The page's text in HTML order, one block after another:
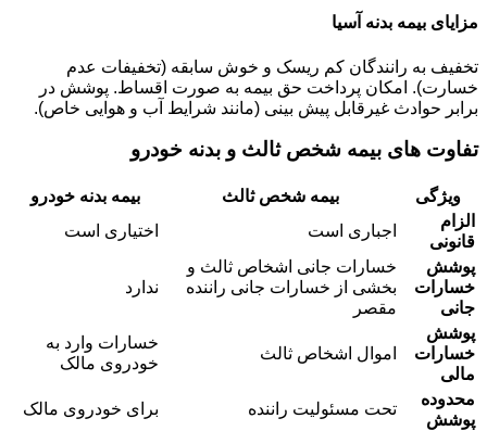
مزایای بیمه بدنه آسیا
تخفیف به رانندگان کم ریسک و خوش سابقه (تخفیفات عدم
خسارت). امکان پرداخت حق بیمه به صورت اقساط. پوشش در
برابر حوادث غیرقابل پیش بینی (مانند شرایط آب و هوایی خاص).
تفاوت های بیمه شخص ثالث و بدنه خودرو
ویژگی بیمه شخص ثالث
بیمه بدنه خودرو
الزام
قانونی
اجباری است
اختیاری است
پوشش
خسارات
جانی
خسارات جانی اشخاص ثالث و
بخشی از خسارات جانی راننده
مقصر
ندارد
پوشش
خسارات
مالی
اموال اشخاص ثالث
خسارات وارد به
خودروی مالک
محدوده
پوشش
تحت مسئولیت راننده برای خودروی مالک